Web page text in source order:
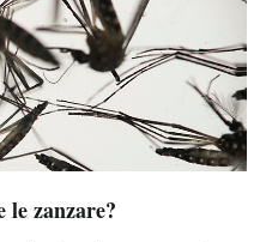
zanzare?